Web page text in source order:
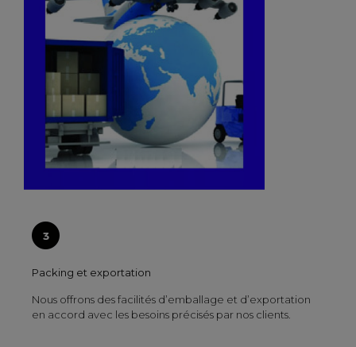
Packing et exportation
Nous offrons des facilités d’emballage et d’exportation
en accord avec les besoins précisés par nos clients.